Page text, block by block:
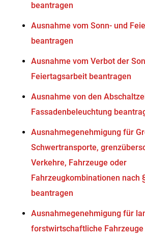
beantragen
Ausnahme vom Sonn- und
beantragen
Ausnahme vom Verbot der
Feiertagsarbeit beantragen
Ausnahme von den
Fassadenbeleuchtung
Ausnahmegenehmigung für
Schwertransporte,
Verkehre, Fahrzeuge oder
Fahrzeugkombinationen nach
beantragen
Ausnahmegenehmigung für
forstwirtschaftliche Fahrzeuge